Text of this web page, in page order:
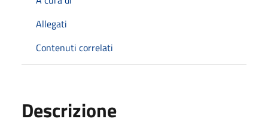
Allegati
Contenuti correlati
Descrizione